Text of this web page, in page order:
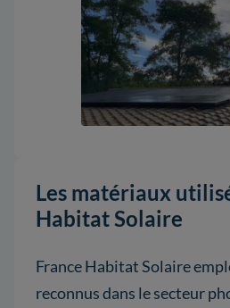
Les matériaux
Habitat Solaire
France Habitat Solaire
reconnus dans le secteur